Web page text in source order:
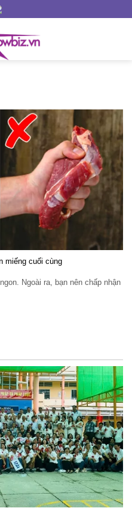
miếng cuối cùng
Ngoài ra, bạn nên chấp nhận